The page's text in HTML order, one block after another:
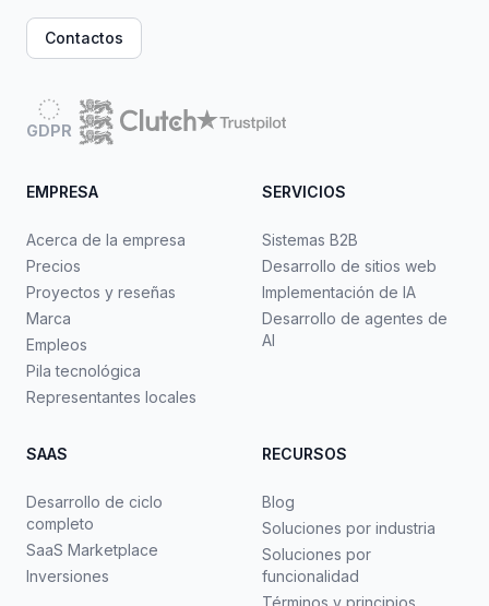
Contactos
GDPR
EMPRESA
Acerca de la empresa
Precios
Proyectos y reseñas
Marca
Empleos
Pila tecnológica
Representantes locales
SERVICIOS
Sistemas B2B
Desarrollo de sitios web
Implementación de IA
Desarrollo de agentes de
AI
SAAS
Desarrollo de ciclo
completo
SaaS Marketplace
Inversiones
RECURSOS
Blog
Soluciones por industria
Soluciones por
funcionalidad
Términos y principios